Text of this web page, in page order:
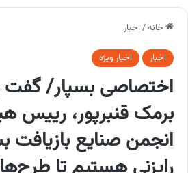
خانه/ اخبار
اخبار اخبار ویژه
اختصاصی بسپار/ گفت
برمک قنبرپور، رییس
انجمن صنایع بازیافت